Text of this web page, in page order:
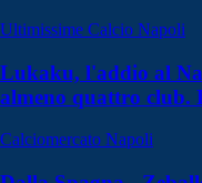
Ultimissime Calcio Napoli
Lukaku, l'addio al
almeno quattro club.
Calciomercato Napoli